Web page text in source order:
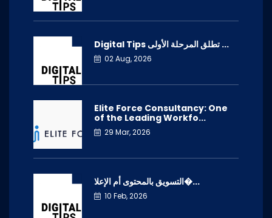
Digital Tips تطلق المرحلة الأولى ...
02 Aug, 2026
Elite Force Consultancy: One
of the Leading Workfo...
29 Mar, 2026
التسويق بالمحتوى أم الإعلا�...
10 Feb, 2026